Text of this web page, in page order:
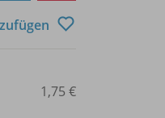
1,75 €